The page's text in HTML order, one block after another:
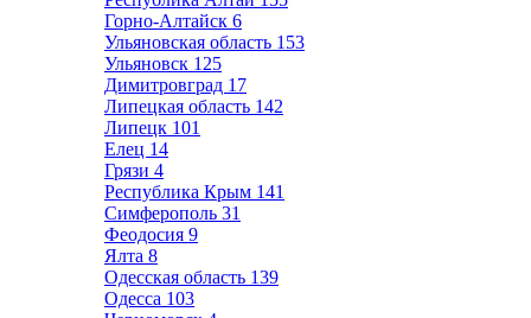
Горно-Алтайск 6
Ульяновская область 153
Ульяновск 125
Димитровград 17
Липецкая область 142
Липецк 101
Елец 14
Грязи 4
Республика Крым 141
Симферополь 31
Феодосия 9
Ялта 8
Одесская область 139
Одесса 103